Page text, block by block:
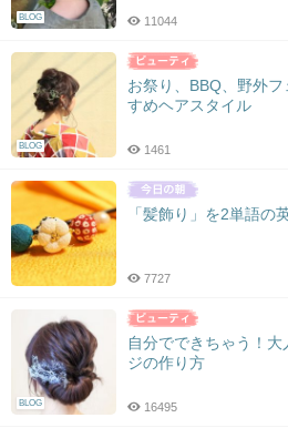
BLOG 11044
BLOG
お祭り、BBQ、野外
すめヘアスタイル
1461
「髪飾り」を2単語の
7727
BLOG
自分でできちゃう！
ジの作り方
16495